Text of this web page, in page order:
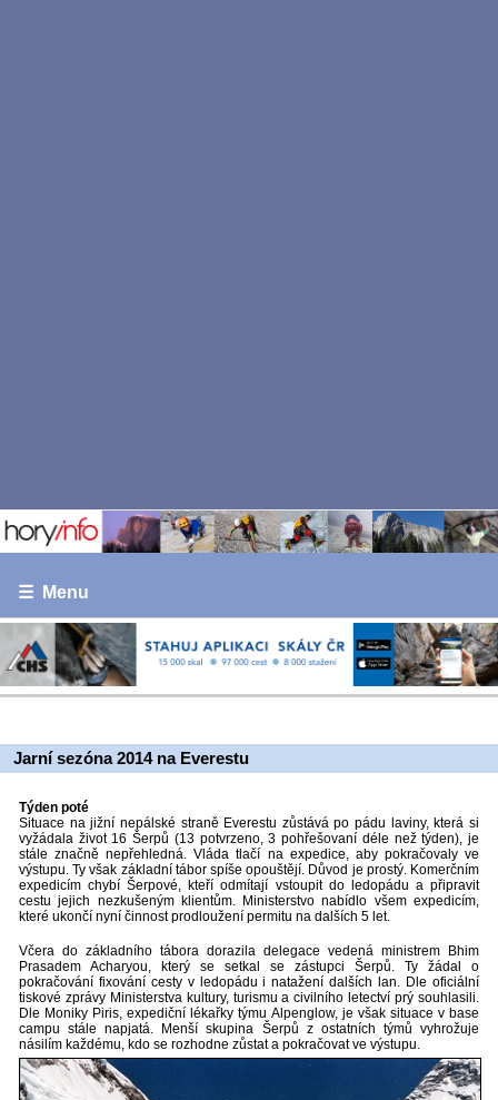
☰ Menu
Jarní sezóna 2014 na Everestu
Týden poté
Situace na jižní nepálské straně Everestu zůstává po pádu laviny, která si
vyžádala život 16 Šerpů (13 potvrzeno, 3 pohřešovaní déle než týden), je
stále značně nepřehledná. Vláda tlačí na expedice, aby pokračovaly ve
výstupu. Ty však základní tábor spíše opouštějí. Důvod je prostý. Komerčním
expedicím chybí Šerpové, kteří odmítají vstoupit do ledopádu a připravit
cestu jejich nezkušeným klientům. Ministerstvo nabídlo všem expedicím,
které ukončí nyní činnost prodloužení permitu na dalších 5 let.
Včera do základního tábora dorazila delegace vedená ministrem Bhim
Prasadem Acharyou, který se setkal se zástupci Šerpů. Ty žádal o
pokračování fixování cesty v ledopádu i natažení dalších lan. Dle oficiální
tiskové zprávy Ministerstva kultury, turismu a civilního letectví prý souhlasili.
Dle Moniky Piris, expediční lékařky týmu Alpenglow, je však situace v base
campu stále napjatá. Menší skupina Šerpů z ostatních týmů vyhrožuje
násilím každému, kdo se rozhodne zůstat a pokračovat ve výstupu.